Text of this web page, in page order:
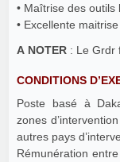
• Maîtrise des
• Excellente
A NOTER : Le Grdr
CONDITIONS
Poste basé à
zones
autres pays
Rémunération